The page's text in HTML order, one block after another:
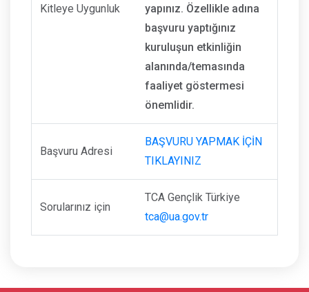
Kitleye Uygunluk
yapınız. Özellikle adına
başvuru yaptığınız
kuruluşun etkinliğin
alanında/temasında
faaliyet göstermesi
önemlidir.
Başvuru Adresi
BAŞVURU YAPMAK İÇİN
TIKLAYINIZ
Sorularınız için
TCA Gençlik Türkiye
tca@ua.gov.tr